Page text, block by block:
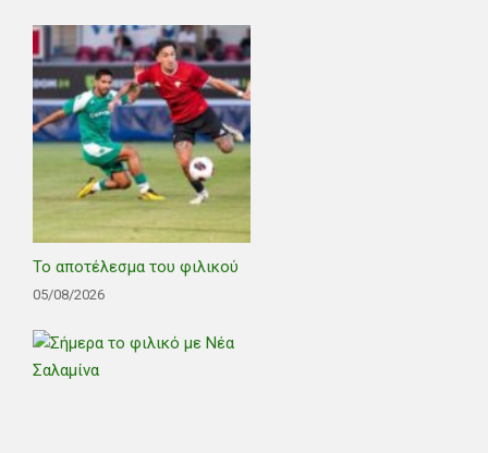
Το αποτέλεσμα του φιλικού
05/08/2026